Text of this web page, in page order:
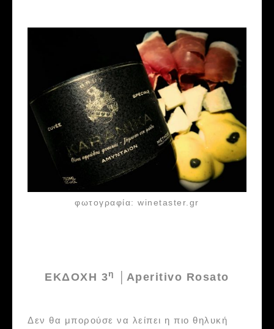
φωτογραφία: winetaster.gr
ΕΚΔΟΧΗ 3η │Αperitivo Rosato
Δεν θα μπορούσε να λείπει η πιο θηλυκή